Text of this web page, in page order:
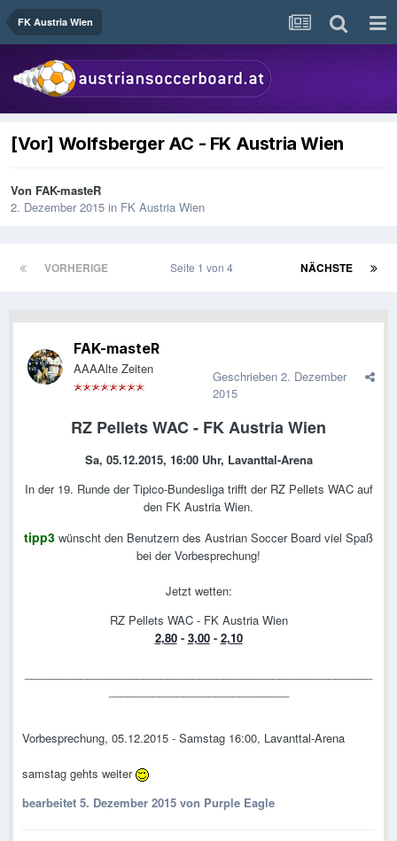
FK Austria Wien
[Vor] Wolfsberger AC - FK Austria Wien
Von FAK-masteR
2. Dezember 2015 in FK Austria Wien
VORHERIGE NÄCHSTE
Seite 1 von 4
FAK-masteR
AAAAlte Zeiten Geschrieben 2. Dezember
2015
RZ Pellets WAC - FK Austria Wien
Sa, 05.12.2015, 16:00 Uhr, Lavanttal-Arena
In der 19. Runde der Tipico-Bundesliga trifft der RZ Pellets WAC auf
den FK Austria Wien.
tipp3 wünscht den Benutzern des Austrian Soccer Board viel Spaß
bei der Vorbesprechung!
Jetzt wetten:
RZ Pellets WAC - FK Austria Wien
2,80- 3,00- 2,10
Vorbesprechung, 05.12.2015 - Samstag 16:00, Lavanttal-Arena
samstag gehts weiter
bearbeitet 5. Dezember 2015 von Purple Eagle